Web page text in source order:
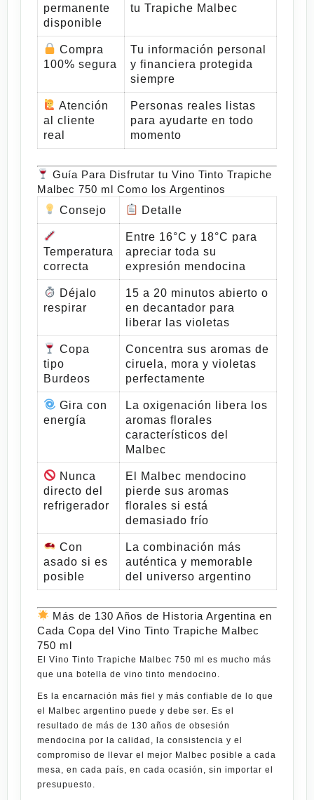
permanente
disponible
tu Trapiche Malbec
Compra
100% segura
Tu información personal
y financiera protegida
siempre
Atención
al cliente
real
Personas reales listas
para ayudarte en todo
momento
Guía Para Disfrutar tu Vino Tinto Trapiche
Malbec 750 ml Como los Argentinos
Consejo
Detalle
Temperatura
correcta
Entre 16°C y 18°C para
apreciar toda su
expresión mendocina
Déjalo
respirar
15 a 20 minutos abierto o
en decantador para
liberar las violetas
Copa
tipo
Burdeos
Concentra sus aromas de
ciruela, mora y violetas
perfectamente
Gira con
energía
La oxigenación libera los
aromas florales
característicos del
Malbec
Nunca
directo del
refrigerador
El Malbec mendocino
pierde sus aromas
florales si está
demasiado frío
Con
asado si es
posible
La combinación más
auténtica y memorable
del universo argentino
Más de 130 Años de Historia Argentina en
Cada Copa del Vino Tinto Trapiche Malbec
750 ml
El Vino Tinto Trapiche Malbec 750 ml es mucho más
que una botella de vino tinto mendocino.
Es la encarnación más fiel y más confiable de lo que
el Malbec argentino puede y debe ser. Es el
resultado de más de 130 años de obsesión
mendocina por la calidad, la consistencia y el
compromiso de llevar el mejor Malbec posible a cada
mesa, en cada país, en cada ocasión, sin importar el
presupuesto.